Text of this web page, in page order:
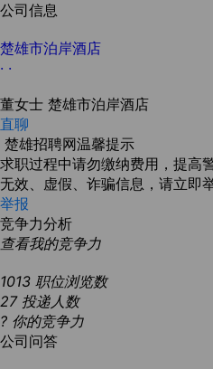
公司信息
楚雄市泊岸酒店
· ·
董女士 楚雄市泊岸酒店
直聊
楚雄招聘网温馨提示
求职过程中请勿缴纳费用，提高
无效、虚假、诈骗信息，请立即
举报
竞争力分析
查看我的竞争力
1013 职位浏览数
27 投递人数
? 你的竞争力
公司问答